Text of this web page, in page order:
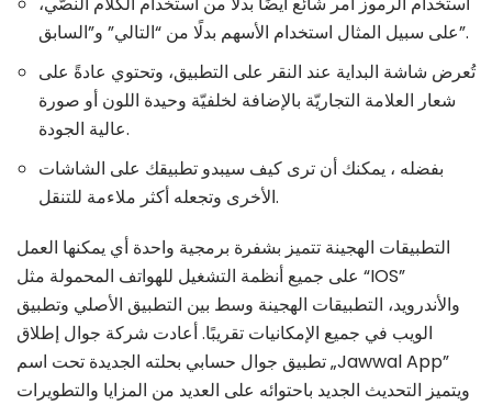
على سبيل المثال استخدام الأسهم بدلًا من “التالي” و”السابق”.
تُعرض شاشة البداية عند النقر على التطبيق، وتحتوي عادةً على
شعار العلامة التجاريّة بالإضافة لخلفيّة وحيدة اللون أو صورة
عالية الجودة.
بفضله ، يمكنك أن ترى كيف سيبدو تطبيقك على الشاشات
الأخرى وتجعله أكثر ملاءمة للتنقل.
التطبيقات الهجينة تتميز بشفرة برمجية واحدة أي يمكنها العمل
على جميع أنظمة التشغيل للهواتف المحمولة مثل “IOS”
والأندرويد، التطبيقات الهجينة وسط بين التطبيق الأصلي وتطبيق
الويب في جميع الإمكانيات تقريبًا. أعادت شركة جوال إطلاق
تطبيق جوال حسابي بحلته الجديدة تحت اسم „Jawwal App”
ويتميز التحديث الجديد باحتوائه على العديد من المزايا والتطويرات